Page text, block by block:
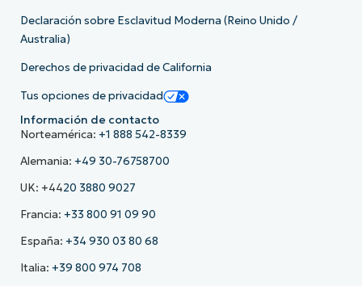
Declaración sobre Esclavitud Moderna (Reino Unido /
Australia)
Derechos de privacidad de California
Tus opciones de privacidad
Información de contacto
Norteamérica: +1 888 542-8339
Alemania: +49 30-76758700
UK: +4420 3880 9027
Francia: +33 800 91 09 90
España: +34 930 03 80 68
Italia: +39 800 974 708